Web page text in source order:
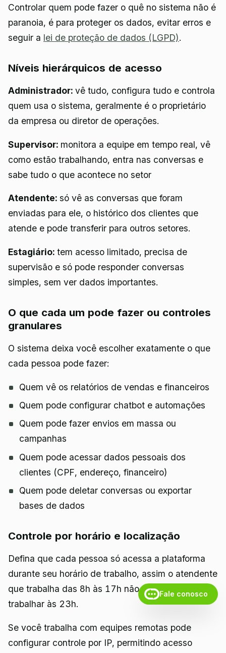
Controlar quem pode fazer o quê no sistema não é
paranoia, é para proteger os dados, evitar erros e
seguir a lei de proteção de dados (LGPD).
Níveis hierárquicos de acesso
Administrador: vê tudo, configura tudo e controla
quem usa o sistema, geralmente é o proprietário
da empresa ou diretor de operações.
Supervisor: monitora a equipe em tempo real, vê
como estão trabalhando, entra nas conversas e
sabe tudo o que acontece no setor
Atendente: só vê as conversas que foram
enviadas para ele, o histórico dos clientes que
atende e pode transferir para outros setores.
Estagiário: tem acesso limitado, precisa de
supervisão e só pode responder conversas
simples, sem ver dados importantes.
O que cada um pode fazer ou controles
granulares
O sistema deixa você escolher exatamente o que
cada pessoa pode fazer:
Quem vê os relatórios de vendas e financeiros
Quem pode configurar chatbot e automações
Quem pode fazer envios em massa ou
campanhas
Quem pode acessar dados pessoais dos
clientes (CPF, endereço, financeiro)
Quem pode deletar conversas ou exportar
bases de dados
Controle por horário e localização
Defina que cada pessoa só acessa a plataforma
durante seu horário de trabalho, assim o atendente
que trabalha das 8h às 17h não consegue
trabalhar às 23h.
Se você trabalha com equipes remotas pode
configurar controle por IP, permitindo acesso
Fale conosco